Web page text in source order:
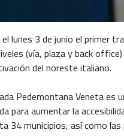
lunes 3 de junio el primer
(vía, plaza y back
del noreste italiano.
Pedemontana Veneta es
para aumentar la
34 municipios, así como